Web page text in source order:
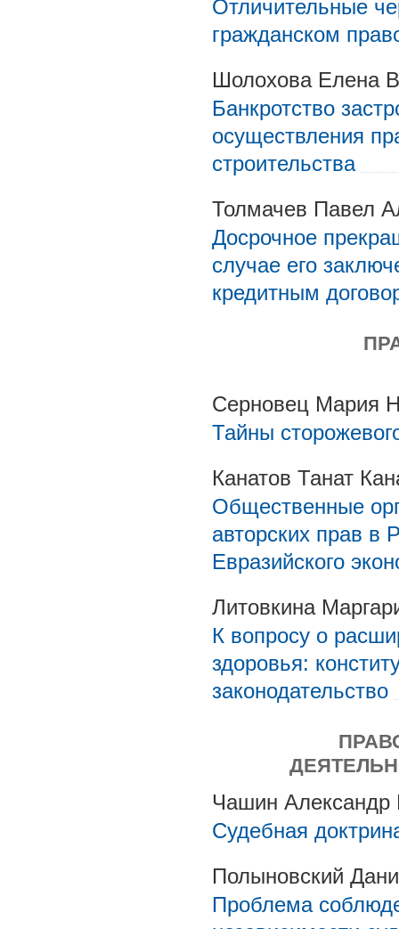
Отличительные
гражданском
Шолохова Елена
Банкротство
осуществления
строительства
Толмачев Павел
Досрочное
случае его
кредитным
Серновец Мария
Тайны
Канатов Танат
Общественные
авторских прав в
Евразийского
Литовкина
К вопросу о
здоровья:
законодательство
Чашин Александр
Судебная
Полыновский
Проблема